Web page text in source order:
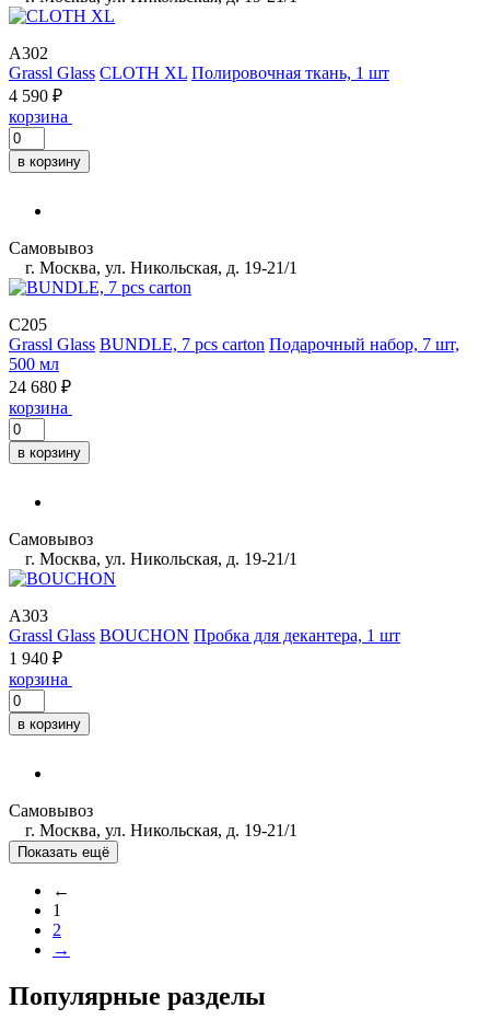
A302
Grassl Glass CLOTH XL Полировочная ткань, 1 шт
4 590 ₽
корзина
в корзину
Самовывоз
г. Москва, ул. Никольская, д. 19-21/1
C205
Grassl Glass BUNDLE, 7 pcs carton Подарочный набор, 7 шт,
500 мл
24 680 ₽
корзина
в корзину
Самовывоз
г. Москва, ул. Никольская, д. 19-21/1
A303
Grassl Glass BOUCHON Пробка для декантера, 1 шт
1 940 ₽
корзина
в корзину
Самовывоз
г. Москва, ул. Никольская, д. 19-21/1
Показать ещё
←
1
2
→
Популярные разделы